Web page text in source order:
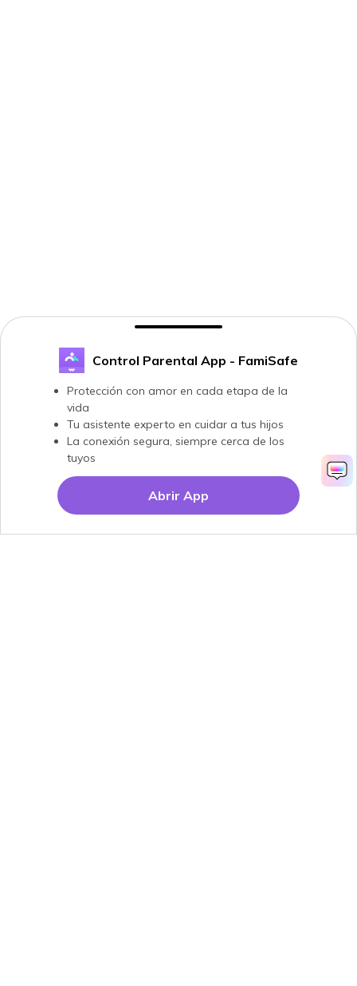
Control Parental App - FamiSafe
Protección con amor en cada etapa de la
vida
Tu asistente experto en cuidar a tus hijos
La conexión segura, siempre cerca de los
tuyos
Abrir App